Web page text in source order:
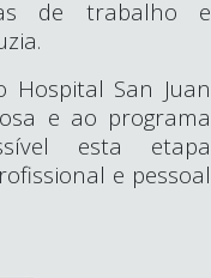
de trabalho e
Hospital San Juan
e ao programa
esta etapa
e pessoal